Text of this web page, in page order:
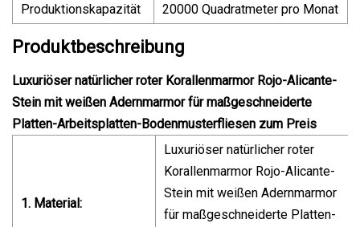
Produktionskapazität
20000 Quadratmeter pro Monat
Produktbeschreibung
Luxuriöser natürlicher roter Korallenmarmor Rojo-Alicante-
Stein mit weißen Adernmarmor für maßgeschneiderte
Platten-Arbeitsplatten-Bodenmusterfliesen zum Preis
1. Material:
Luxuriöser natürlicher roter
Korallenmarmor Rojo-Alicante-
Stein mit weißen Adernmarmor
für maßgeschneiderte Platten-